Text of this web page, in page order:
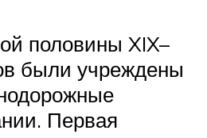
половины XIX–
были учреждены
Первая